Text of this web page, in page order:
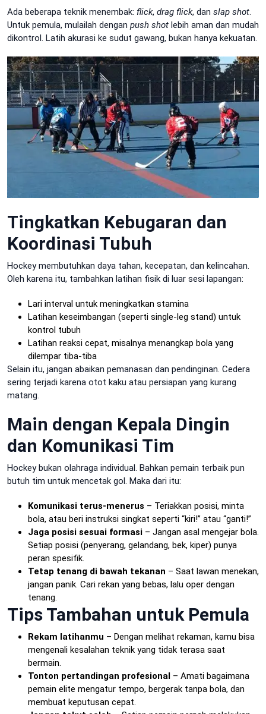
Ada beberapa teknik menembak: flick, drag flick, dan slap shot.
Untuk pemula, mulailah dengan push shot lebih aman dan mudah
dikontrol. Latih akurasi ke sudut gawang, bukan hanya kekuatan.
Tingkatkan Kebugaran dan
Koordinasi Tubuh
Hockey membutuhkan daya tahan, kecepatan, dan kelincahan.
Oleh karena itu, tambahkan latihan fisik di luar sesi lapangan:
Lari interval untuk meningkatkan stamina
Latihan keseimbangan (seperti single-leg stand) untuk
kontrol tubuh
Latihan reaksi cepat, misalnya menangkap bola yang
dilempar tiba-tiba
Selain itu, jangan abaikan pemanasan dan pendinginan. Cedera
sering terjadi karena otot kaku atau persiapan yang kurang
matang.
Main dengan Kepala Dingin
dan Komunikasi Tim
Hockey bukan olahraga individual. Bahkan pemain terbaik pun
butuh tim untuk mencetak gol. Maka dari itu:
Komunikasi terus-menerus – Teriakkan posisi, minta
bola, atau beri instruksi singkat seperti “kiri!” atau “ganti!”
Jaga posisi sesuai formasi – Jangan asal mengejar bola.
Setiap posisi (penyerang, gelandang, bek, kiper) punya
peran spesifik.
Tetap tenang di bawah tekanan – Saat lawan menekan,
jangan panik. Cari rekan yang bebas, lalu oper dengan
tenang.
Tips Tambahan untuk Pemula
Rekam latihanmu – Dengan melihat rekaman, kamu bisa
mengenali kesalahan teknik yang tidak terasa saat
bermain.
Tonton pertandingan profesional – Amati bagaimana
pemain elite mengatur tempo, bergerak tanpa bola, dan
membuat keputusan cepat.